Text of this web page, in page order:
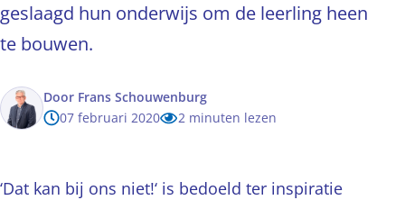
geslaagd hun onderwijs om de leerling heen
te bouwen.
Door Frans Schouwenburg
07 februari 2020
2 minuten lezen
‘Dat kan bij ons niet!‘ is bedoeld ter inspiratie